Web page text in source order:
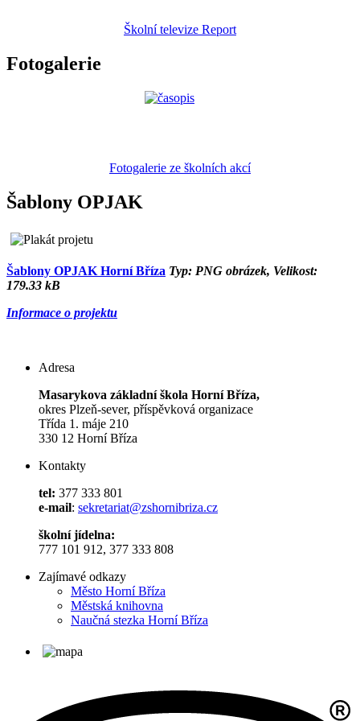
Školní televize Report
Fotogalerie
Fotogalerie ze školních akcí
Šablony OPJAK
Šablony OPJAK Horní Bříza Typ: PNG obrázek, Velikost:
179.33 kB
Informace o projektu
Adresa
Masarykova základní škola Horní Bříza,
okres Plzeň-sever, příspěvková organizace
Třída 1. máje 210
330 12 Horní Bříza
Kontakty
tel: 377 333 801
e-mail: sekretariat@zshornibriza.cz
školní jídelna:
777 101 912, 377 333 808
Zajímavé odkazy
Město Horní Bříza
Městská knihovna
Naučná stezka Horní Bříza